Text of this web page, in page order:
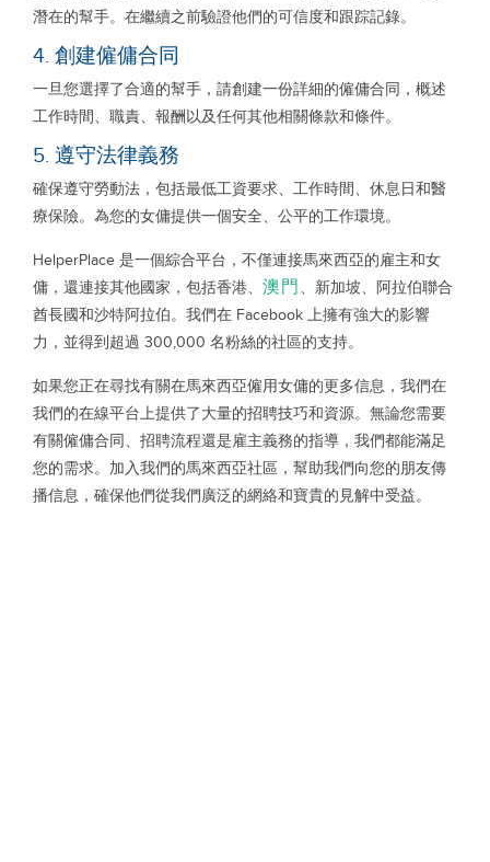
潛在的幫手。在繼續之前驗證他們的可信度和跟踪記錄。
4. 創建僱傭合同
一旦您選擇了合適的幫手，請創建一份詳細的僱傭合同，概述
工作時間、職責、報酬以及任何其他相關條款和條件。
5. 遵守法律義務
確保遵守勞動法，包括最低工資要求、工作時間、休息日和醫
療保險。為您的女傭提供一個安全、公平的工作環境。
HelperPlace 是一個綜合平台，不僅連接馬來西亞的雇主和女
傭，還連接其他國家，包括香港、 澳門 、新加坡、阿拉伯聯合
酋長國和沙特阿拉伯。我們在 Facebook 上擁有強大的影響
力，並得到超過 300,000 名粉絲的社區的支持。
如果您正在尋找有關在馬來西亞僱用女傭的更多信息，我們在
我們的在線平台上提供了大量的招聘技巧和資源。無論您需要
有關僱傭合同、招聘流程還是雇主義務的指導，我們都能滿足
您的需求。加入我們的馬來西亞社區，幫助我們向您的朋友傳
播信息，確保他們從我們廣泛的網絡和寶貴的見解中受益。